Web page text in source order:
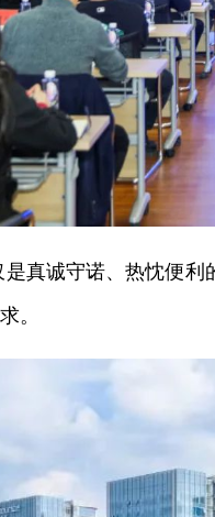
是真诚守诺、热忱便
。